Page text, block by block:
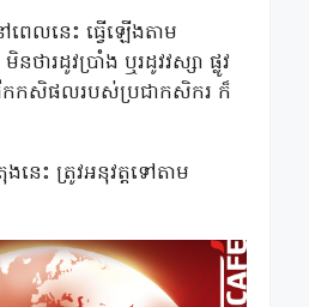
េលនេះ ធ្វើឡើងតាម
ារដូវប្រាំង ឬរដូវវស្សា ផ្លូវ
កកសិផលរបស់ប្រជាកសិករ ក៏
េះ ត្រូវអនុវត្តទៅតាម